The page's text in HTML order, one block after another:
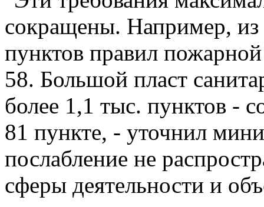
сокращены. Например,
пунктов правил
58. Большой пласт
более 1,1 тыс. пунктов -
81 пункте, - уточнил
послабление не
сферы деятельности и